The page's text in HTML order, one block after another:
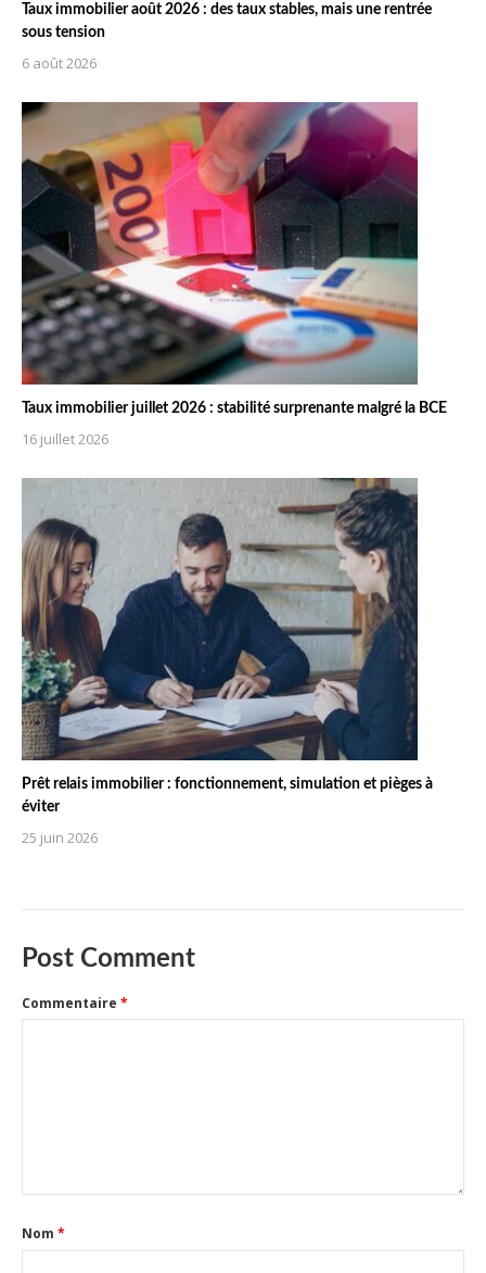
Taux immobilier août 2026 : des taux stables, mais une rentrée
sous tension
6 août 2026
Taux immobilier juillet 2026 : stabilité surprenante malgré la BCE
16 juillet 2026
Prêt relais immobilier : fonctionnement, simulation et pièges à
éviter
25 juin 2026
Post Comment
Commentaire *
Nom *